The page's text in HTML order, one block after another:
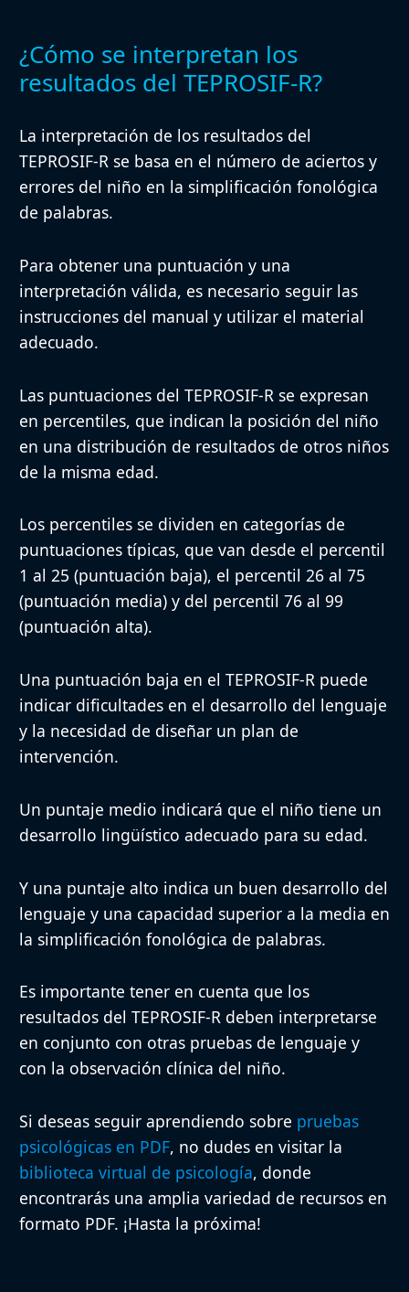
¿Cómo se interpretan los
resultados del TEPROSIF-R?
La interpretación de los resultados del
TEPROSIF-R se basa en el número de aciertos y
errores del niño en la simplificación fonológica
de palabras.
Para obtener una puntuación y una
interpretación válida, es necesario seguir las
instrucciones del manual y utilizar el material
adecuado.
Las puntuaciones del TEPROSIF-R se expresan
en percentiles, que indican la posición del niño
en una distribución de resultados de otros niños
de la misma edad.
Los percentiles se dividen en categorías de
puntuaciones típicas, que van desde el percentil
1 al 25 (puntuación baja), el percentil 26 al 75
(puntuación media) y del percentil 76 al 99
(puntuación alta).
Una puntuación baja en el TEPROSIF-R puede
indicar dificultades en el desarrollo del lenguaje
y la necesidad de diseñar un plan de
intervención.
Un puntaje medio indicará que el niño tiene un
desarrollo lingüístico adecuado para su edad.
Y una puntaje alto indica un buen desarrollo del
lenguaje y una capacidad superior a la media en
la simplificación fonológica de palabras.
Es importante tener en cuenta que los
resultados del TEPROSIF-R deben interpretarse
en conjunto con otras pruebas de lenguaje y
con la observación clínica del niño.
Si deseas seguir aprendiendo sobre pruebas
psicológicas en PDF, no dudes en visitar la
biblioteca virtual de psicología, donde
encontrarás una amplia variedad de recursos en
formato PDF. ¡Hasta la próxima!